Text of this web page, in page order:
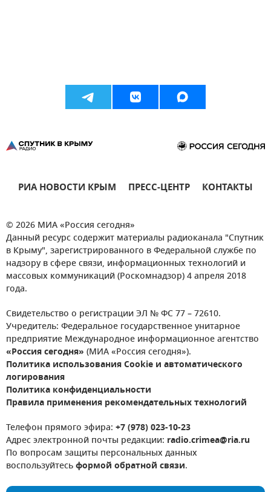
РИА НОВОСТИ КРЫМ ПРЕСС-ЦЕНТР КОНТАКТЫ
© 2026 МИА «Россия сегодня»
Данный ресурс содержит материалы радиоканала "Спутник
в Крыму", зарегистрированного в Федеральной службе по
надзору в сфере связи, информационных технологий и
массовых коммуникаций (Роскомнадзор) 4 апреля 2018
года.
Свидетельство о регистрации ЭЛ № ФС 77 – 72610.
Учредитель: Федеральное государственное унитарное
предприятие Международное информационное агентство
«Россия сегодня» (МИА «Россия сегодня»).
Политика использования Cookie и автоматического
логирования
Политика конфиденциальности
Правила применения рекомендательных технологий
Телефон прямого эфира: +7 (978) 023-10-23
Адрес электронной почты редакции: radio.crimea@ria.ru
По вопросам защиты персональных данных
воспользуйтесьформой обратной связи.